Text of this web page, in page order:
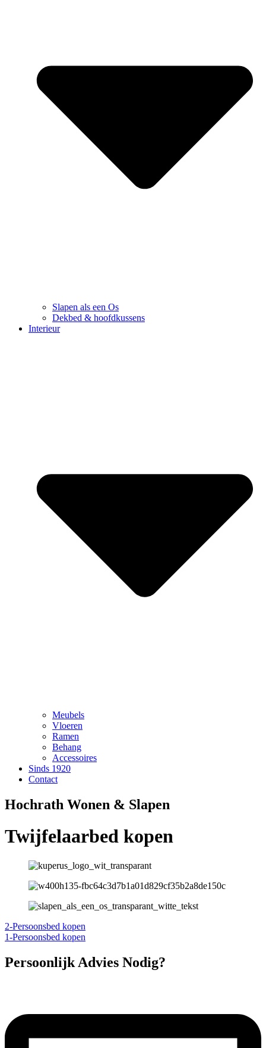
Slapen als een Os
Dekbed & hoofdkussens
Interieur
Meubels
Vloeren
Ramen
Behang
Accessoires
Sinds 1920
Contact
Hochrath Wonen & Slapen
Twijfelaarbed kopen
2-Persoonsbed kopen
1-Persoonsbed kopen
Persoonlijk Advies Nodig?